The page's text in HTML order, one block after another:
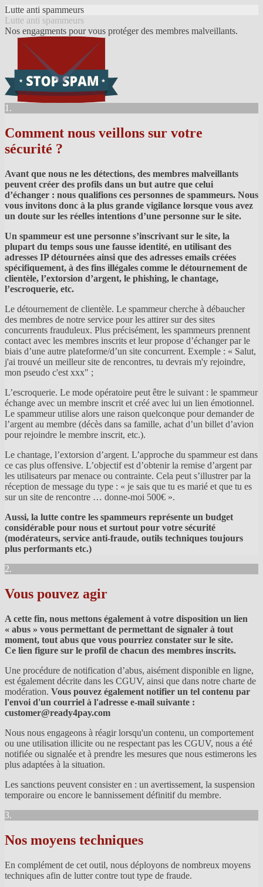
Lutte anti spammeurs
Lutte anti spammeurs
Nos engagments pour vous protéger des membres malveillants.
1.
Comment nous veillons sur votre
sécurité ?
Avant que nous ne les détections, des membres malveillants
peuvent créer des profils dans un but autre que celui
d’échanger : nous qualifions ces personnes de spammeurs. Nous
vous invitons donc à la plus grande vigilance lorsque vous avez
un doute sur les réelles intentions d’une personne sur le site.
Un spammeur est une personne s’inscrivant sur le site, la
plupart du temps sous une fausse identité, en utilisant des
adresses IP détournées ainsi que des adresses emails créées
spécifiquement, à des fins illégales comme le détournement de
clientèle, l’extorsion d’argent, le phishing, le chantage,
l’escroquerie, etc.
Le détournement de clientèle. Le spammeur cherche à débaucher
des membres de notre service pour les attirer sur des sites
concurrents frauduleux. Plus précisément, les spammeurs prennent
contact avec les membres inscrits et leur propose d’échanger par le
biais d’une autre plateforme/d’un site concurrent. Exemple : « Salut,
j'ai trouvé un meilleur site de rencontres, tu devrais m'y rejoindre,
mon pseudo c'est xxx" ;
L’escroquerie. Le mode opératoire peut être le suivant : le spammeur
échange avec un membre inscrit et créé avec lui un lien émotionnel.
Le spammeur utilise alors une raison quelconque pour demander de
l’argent au membre (décès dans sa famille, achat d’un billet d’avion
pour rejoindre le membre inscrit, etc.).
Le chantage, l’extorsion d’argent. L’approche du spammeur est dans
ce cas plus offensive. L’objectif est d’obtenir la remise d’argent par
les utilisateurs par menace ou contrainte. Cela peut s’illustrer par la
réception de message du type : « je sais que tu es marié et que tu es
sur un site de rencontre … donne-moi 500€ ».
Aussi, la lutte contre les spammeurs représente un budget
considérable pour nous et surtout pour votre sécurité
(modérateurs, service anti-fraude, outils techniques toujours
plus performants etc.)
2.
Vous pouvez agir
A cette fin, nous mettons également à votre disposition un lien
« abus » vous permettant de permettant de signaler à tout
moment, tout abus que vous pourriez constater sur le site.
Ce lien figure sur le profil de chacun des membres inscrits.
Une procédure de notification d’abus, aisément disponible en ligne,
est également décrite dans les CGUV, ainsi que dans notre charte de
modération. Vous pouvez également notifier un tel contenu par
l'envoi d'un courriel à l'adresse e-mail suivante :
customer@ready4pay.com
Nous nous engageons à réagir lorsqu'un contenu, un comportement
ou une utilisation illicite ou ne respectant pas les CGUV, nous a été
notifiée ou signalée et à prendre les mesures que nous estimerons les
plus adaptées à la situation.
Les sanctions peuvent consister en : un avertissement, la suspension
temporaire ou encore le bannissement définitif du membre.
3.
Nos moyens techniques
En complément de cet outil, nous déployons de nombreux moyens
techniques afin de lutter contre tout type de fraude.